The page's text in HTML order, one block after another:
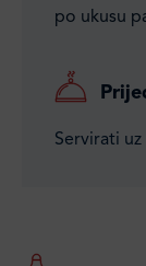
po ukusu
Servirati